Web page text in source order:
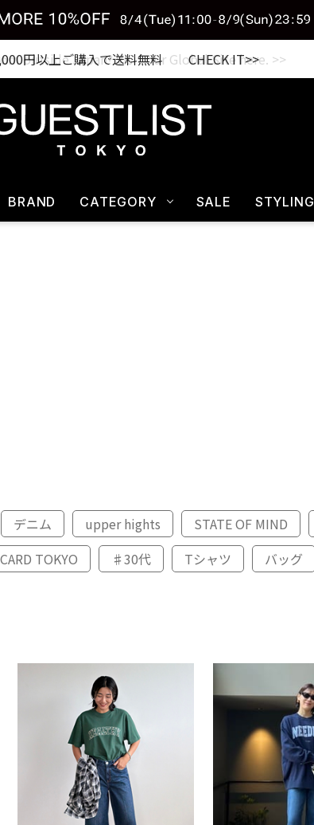
円以上ご購入で送料無料 CHECK IT>>
BRAND CATEGORY SALE STYLING
デニム upper hights STATE OF MIND
TOKYO ♯30代 Tシャツ バッグ